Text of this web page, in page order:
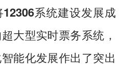
系统建设发展成
大型实时票务系统，
能化发展作出了突出